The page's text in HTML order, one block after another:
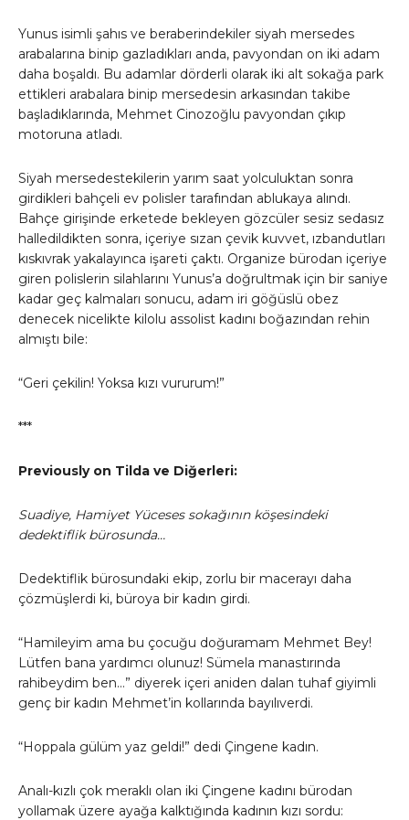
Yunus isimli şahıs ve beraberindekiler siyah mersedes
arabalarına binip gazladıkları anda, pavyondan on iki adam
daha boşaldı. Bu adamlar dörderli olarak iki alt sokağa park
ettikleri arabalara binip mersedesin arkasından takibe
başladıklarında, Mehmet Cinozoğlu pavyondan çıkıp
motoruna atladı.
Siyah mersedestekilerin yarım saat yolculuktan sonra
girdikleri bahçeli ev polisler tarafından ablukaya alındı.
Bahçe girişinde erketede bekleyen gözcüler sesiz sedasız
halledildikten sonra, içeriye sızan çevik kuvvet, ızbandutları
kıskıvrak yakalayınca işareti çaktı. Organize bürodan içeriye
giren polislerin silahlarını Yunus’a doğrultmak için bir saniye
kadar geç kalmaları sonucu, adam iri göğüslü obez
denecek nicelikte kilolu assolist kadını boğazından rehin
almıştı bile:
“Geri çekilin! Yoksa kızı vururum!”
***
Previously on Tilda ve Diğerleri:
Suadiye, Hamiyet Yüceses sokağının köşesindeki
dedektiflik bürosunda…
Dedektiflik bürosundaki ekip, zorlu bir macerayı daha
çözmüşlerdi ki, büroya bir kadın girdi.
“Hamileyim ama bu çocuğu doğuramam Mehmet Bey!
Lütfen bana yardımcı olunuz! Sümela manastırında
rahibeydim ben…” diyerek içeri aniden dalan tuhaf giyimli
genç bir kadın Mehmet’in kollarında bayılıverdi.
“Hoppala gülüm yaz geldi!” dedi Çingene kadın.
Analı-kızlı çok meraklı olan iki Çingene kadını bürodan
yollamak üzere ayağa kalktığında kadının kızı sordu: